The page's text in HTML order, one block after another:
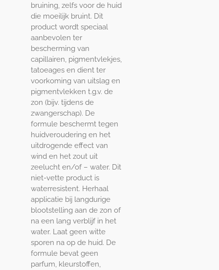
bruining, zelfs voor de huid
die moeilijk bruint. Dit
product wordt speciaal
aanbevolen ter
bescherming van
capillairen, pigmentvlekjes,
tatoeages en dient ter
voorkoming van uitslag en
pigmentvlekken t.g.v. de
zon (bijv. tijdens de
zwangerschap). De
formule beschermt tegen
huidveroudering en het
uitdrogende effect van
wind en het zout uit
zeelucht en/of – water. Dit
niet-vette product is
waterresistent. Herhaal
applicatie bij langdurige
blootstelling aan de zon of
na een lang verblijf in het
water. Laat geen witte
sporen na op de huid. De
formule bevat geen
parfum, kleurstoffen,